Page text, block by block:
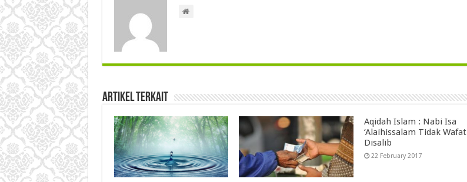
Artikel Terkait
Aqidah Islam : Nabi Isa
‘Alaihissalam Tidak Wafat
Disalib
22 February 2017